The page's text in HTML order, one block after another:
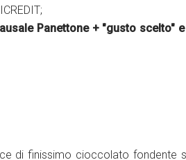
Panettone + "gusto scelto" e
di finissimo cioccolato fondente